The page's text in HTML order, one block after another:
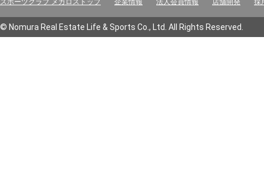
スポーツクラブ メガロストップ 企業情報 法人会員情報 店舗開発 採
© Nomura Real Estate Life & Sports Co., Ltd. All Rights Reserved.